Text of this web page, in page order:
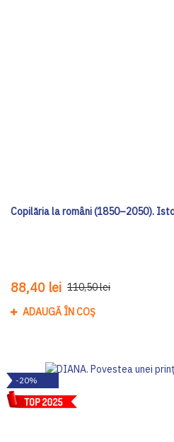
Copilăria la români (1850–2050).
88,40 lei 110,50 lei
ADAUGĂ ÎN COȘ
-20%